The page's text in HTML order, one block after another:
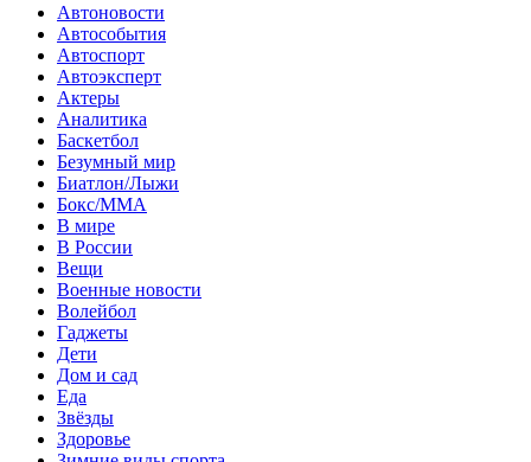
Автоновости
Автособытия
Автоспорт
Автоэксперт
Актеры
Аналитика
Баскетбол
Безумный мир
Биатлон/Лыжи
Бокс/MMA
В мире
В России
Вещи
Военные новости
Волейбол
Гаджеты
Дети
Дом и сад
Еда
Звёзды
Здоровье